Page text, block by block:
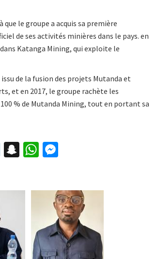
le groupe a acquis sa première
de ses activités minières dans le pays. en
Katanga Mining, qui exploite le
de la fusion des projets Mutanda et
et en 2017, le groupe rachète les
% de Mutanda Mining, tout en portant sa
Li
n
dI
S
n
pc
W
h
sA
p
n
ge
r